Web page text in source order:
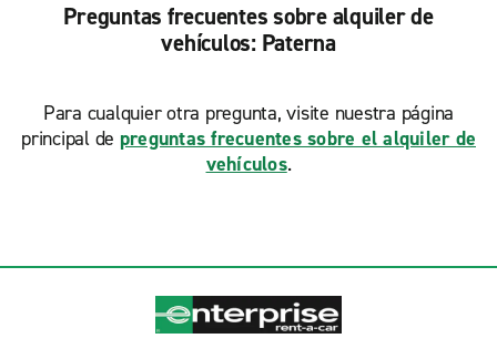
Preguntas frecuentes sobre alquiler de
vehículos: Paterna
Para cualquier otra pregunta, visite nuestra página
principal de preguntas frecuentes sobre el alquiler de
vehículos.